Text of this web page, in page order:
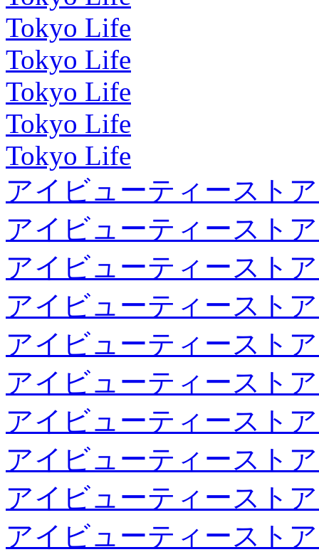
Tokyo Life
Tokyo Life
Tokyo Life
Tokyo Life
Tokyo Life
アイビューティースト
アイビューティースト
アイビューティースト
アイビューティースト
アイビューティースト
アイビューティースト
アイビューティースト
アイビューティースト
アイビューティースト
アイビューティースト